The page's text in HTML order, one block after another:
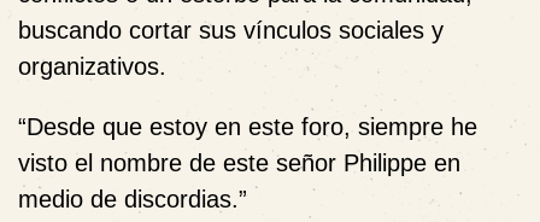
buscando cortar sus vínculos sociales y
organizativos.
“Desde que estoy en este foro, siempre he
visto el nombre de este señor Philippe en
medio de discordias.”